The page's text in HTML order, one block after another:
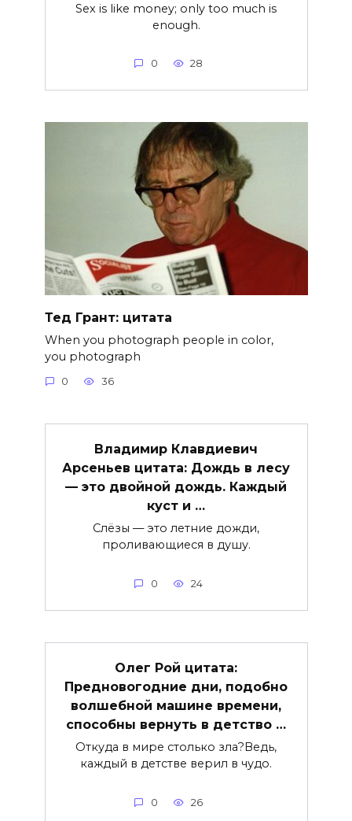
Sex is like money; only too much is
enough.
0 28
Тед Грант: цитата
When you photograph people in color,
you photograph
0 36
Владимир Клавдиевич
Арсеньев цитата: Дождь в лесу
— это двойной дождь. Каждый
куст и …
Слёзы — это летние дожди,
проливающиеся в душу.
0 24
Олег Рой цитата:
Предновогодние дни, подобно
волшебной машине времени,
способны вернуть в детство …
Откуда в мире столько зла?Ведь,
каждый в детстве верил в чудо.
0 26